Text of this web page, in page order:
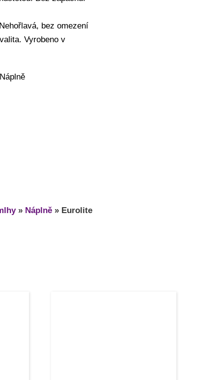
bez omezení
Vyrobeno v
» Náplně » Eurolite